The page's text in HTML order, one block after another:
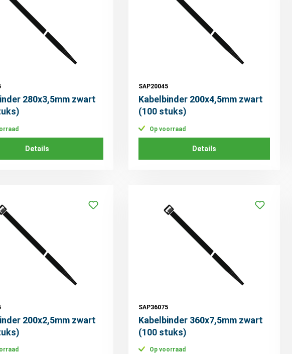
280x3,5mm zwart
Details
SAP20045
Kabelbinder 200x4,5mm zwart
(100 stuks)
Op voorraad
Details
200x2,5mm zwart
SAP36075
Kabelbinder 360x7,5mm zwart
(100 stuks)
Op voorraad